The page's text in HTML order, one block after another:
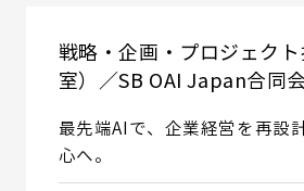
戦略・企画・プロジェクト
室）／SB OAI Japan合同
最先端AIで、企業経営を再設
心へ。